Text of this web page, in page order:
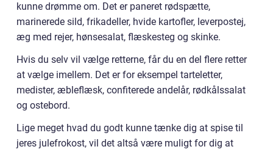
kunne drømme om. Det er paneret rødspætte,
marinerede sild, frikadeller, hvide kartofler, leverpostej,
æg med rejer, hønsesalat, flæskesteg og skinke.
Hvis du selv vil vælge retterne, får du en del flere retter
at vælge imellem. Det er for eksempel tarteletter,
medister, æbleflæsk, confiterede andelår, rødkålssalat
og ostebord.
Lige meget hvad du godt kunne tænke dig at spise til
jeres julefrokost, vil det altså være muligt for dig at